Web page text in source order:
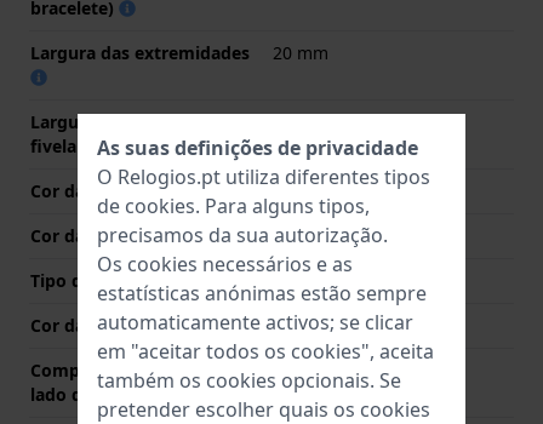
bracelete)
Largura das extremidades
20 mm
Largura da bracelete na
fivela
18 mm
Cor da bracelete
Castanho
Cor das costuras
Beje
Tipo de Fecho
Cor da fivela
N/A
Comprimento de banda no
lado das 12 horas
90 mm
As suas definições de privacidade
O Relogios.pt utiliza diferentes tipos
de cookies. Para alguns tipos,
precisamos da sua autorização.
Os cookies necessários e as
estatísticas anónimas estão sempre
automaticamente activos; se clicar
em "aceitar todos os cookies", aceita
também os cookies opcionais. Se
pretender escolher quais os cookies